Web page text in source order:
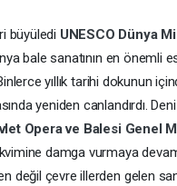
büyüledi UNESCO Dünya
bale sanatının en önemli
yıllık tarihi dokunun
yeniden canlandırdı.
Opera ve Balesi Genel
damga vurmaya
değil çevre illerden gelen